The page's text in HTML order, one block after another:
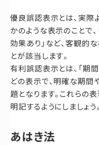
優良誤認表示とは、実際
かのような表示のことで
効果あり」など、客観的
とが該当します。
有利誤認表示とは、「期
どの表示で、明確な期
題となります。これらの
明記するようにしましょう。
あはき法